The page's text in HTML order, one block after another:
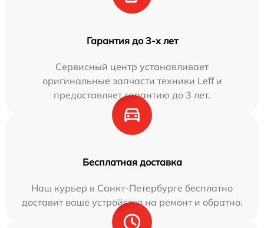
Гарантия до 3-х лет
Сервисный центр устанавливает
оригинальные запчасти техники Leff и
предоставляет гарантию до 3 лет.
Бесплатная доставка
Наш курьер в Санкт-Петербурге бесплатно
доставит ваше устройство на ремонт и обратно.